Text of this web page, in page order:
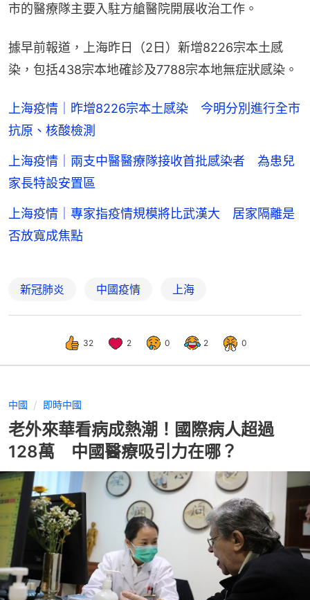
市的醫療隊主要入駐方艙醫院開展收治工作。
據早前報道，上海昨日（2日）新增8226宗本土感
染，包括438宗本地確診及7788宗本地無症狀感染。
上海疫情｜昨增8226宗本土感染 今明分別進行全市
抗原、核酸檢測
上海疫情｜兩支中醫醫療隊接收首批感染者 為患兒
家長特設安置區
上海疫情｜專家指疫情規模將比武漢大 居家隔離是
否放寬成焦點
新冠肺炎 中國疫情 上海
32 2 0 2 0
中國 即時中國
老外來華看病成熱潮！國際病人超過
128萬 中國醫療吸引力在哪？